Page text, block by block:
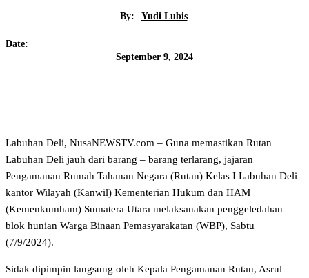
By: Yudi Lubis
Date:
September 9, 2024
Labuhan Deli, NusaNEWSTV.com – Guna memastikan Rutan
Labuhan Deli jauh dari barang – barang terlarang, jajaran
Pengamanan Rumah Tahanan Negara (Rutan) Kelas I Labuhan Deli
kantor Wilayah (Kanwil) Kementerian Hukum dan HAM
(Kemenkumham) Sumatera Utara melaksanakan penggeledahan
blok hunian Warga Binaan Pemasyarakatan (WBP), Sabtu
(7/9/2024).
Sidak dipimpin langsung oleh Kepala Pengamanan Rutan, Asrul